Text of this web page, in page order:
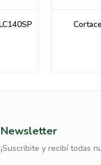
Newsletter
¡Suscribite y recibí todas